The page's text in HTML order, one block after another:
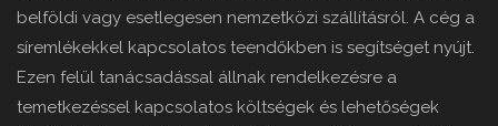
belföldi vagy esetlegesen nemzetközi szállításról. A cég a
síremlékekkel kapcsolatos teendőkben is segítséget nyújt.
Ezen felül tanácsadással állnak rendelkezésre a
temetkezéssel kapcsolatos költségek és lehetőségek